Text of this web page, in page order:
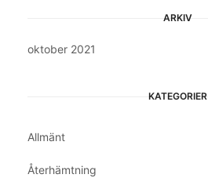
ARKIV
oktober 2021
KATEGORIER
Allmänt
Återhämtning